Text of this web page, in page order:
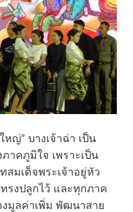
ญ่” บางเจ้าฉ่า เป็น
าคภูมิใจ เพราะเป็น
มเด็จพระเจ้าอยู่หัว
รงปลูกไว้ และทุกภาค
มูลค่าเพิ่ม พัฒนาสาย